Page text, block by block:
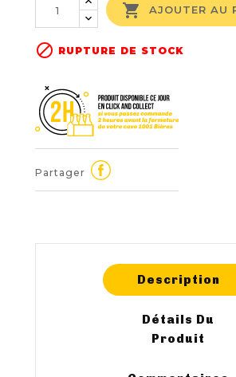
 AJOUTER AU
 RUPTURE DE STOCK
Partager
Description
Détails Du
Produit